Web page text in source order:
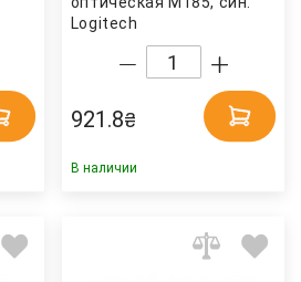
Logitech
921.8₴
В наличии